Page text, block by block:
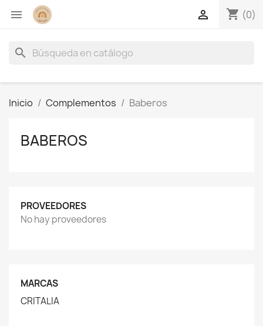
 shopping_cart (0)

search
Inicio Complementos Baberos
BABEROS
PROVEEDORES
No hay proveedores
MARCAS
CRITALIA